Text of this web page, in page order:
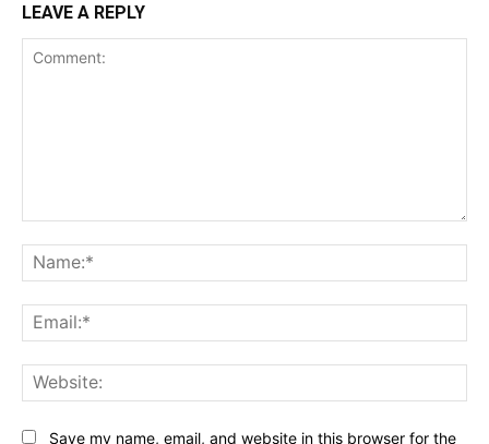
LEAVE A REPLY
Save my name, email, and website in this browser for the